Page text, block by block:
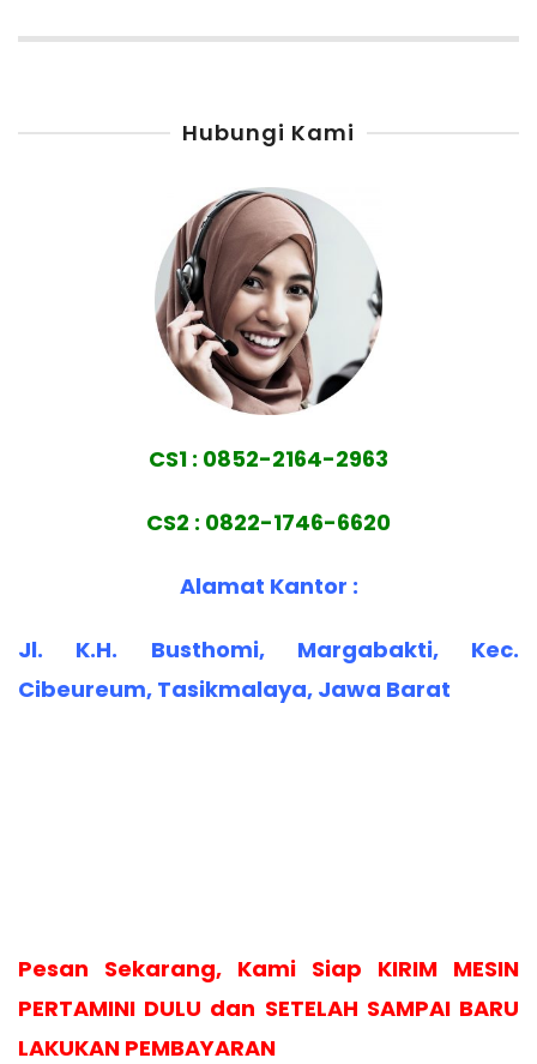
Hubungi Kami
CS1 : 0852-2164-2963
CS2 : 0822-1746-6620
Alamat Kantor :
Jl. K.H. Busthomi, Margabakti, Kec.
Cibeureum, Tasikmalaya, Jawa Barat
Pesan Sekarang, Kami Siap KIRIM MESIN
PERTAMINI DULU dan SETELAH SAMPAI BARU
LAKUKAN PEMBAYARAN